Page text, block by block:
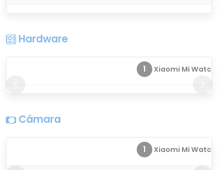
Hardware
1 Xiaomi Mi Watch
Cámara
1 Xiaomi Mi Watch